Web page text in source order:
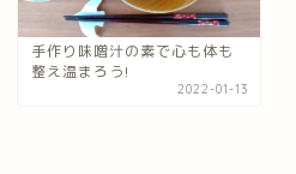
手作り味噌汁の素で心も体も
整え温まろう!
2022-01-13